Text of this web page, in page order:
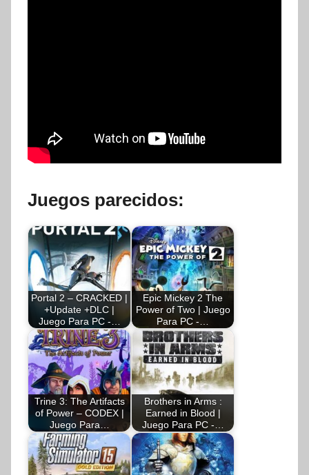
Juegos parecidos:
Portal 2 – CRACKED |
+Update +DLC |
Juego Para PC -…
Epic Mickey 2 The
Power of Two | Juego
Para PC -…
Trine 3: The Artifacts
of Power – CODEX |
Juego Para…
Brothers in Arms :
Earned in Blood |
Juego Para PC -…